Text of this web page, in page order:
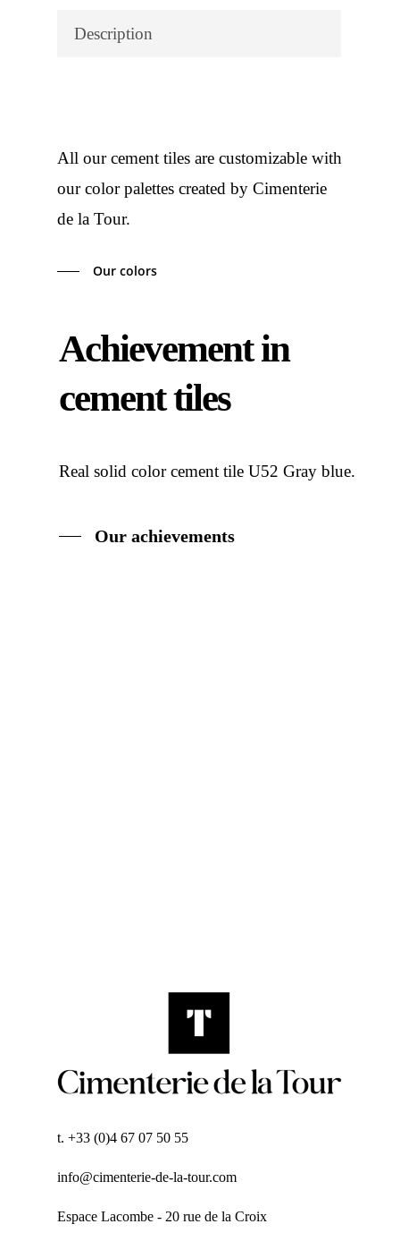
Description
All our cement tiles are customizable with
our color palettes created by Cimenterie
de la Tour.
Our colors
Achievement in
cement tiles
Real solid color cement tile U52 Gray blue.
Our achievements
t. +33 (0)4 67 07 50 55
info@cimenterie-de-la-tour.com
Espace Lacombe - 20 rue de la Croix